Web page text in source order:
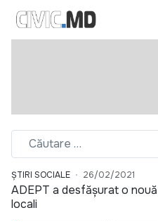
ȘTIRI SOCIALE 26/02/2021
ADEPT a desfășurat o
locali